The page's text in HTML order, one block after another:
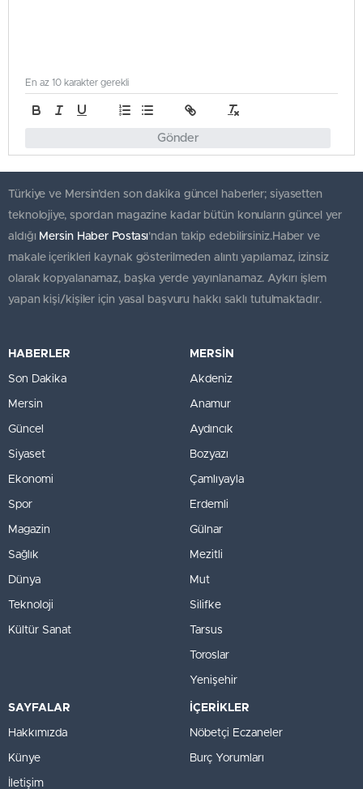
Gönder
En az 10 karakter gerekli
Türkiye ve Mersin’den son dakika güncel haberler; siyasetten
teknolojiye, spordan magazine kadar bütün konuların güncel yer
aldığı Mersin Haber Postası'ndan takip edebilirsiniz.Haber ve
makale içerikleri kaynak gösterilmeden alıntı yapılamaz, izinsiz
olarak kopyalanamaz, başka yerde yayınlanamaz. Aykırı işlem
yapan kişi/kişiler için yasal başvuru hakkı saklı tutulmaktadır.
HABERLER
Son Dakika
Mersin
Güncel
Siyaset
Ekonomi
Spor
Magazin
Sağlık
Dünya
Teknoloji
Kültür Sanat
MERSİN
Akdeniz
Anamur
Aydıncık
Bozyazı
Çamlıyayla
Erdemli
Gülnar
Mezitli
Mut
Silifke
Tarsus
Toroslar
Yenişehir
SAYFALAR
Hakkımızda
Künye
İletişim
İÇERİKLER
Nöbetçi Eczaneler
Burç Yorumları